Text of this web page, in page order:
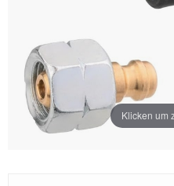
Klicken um